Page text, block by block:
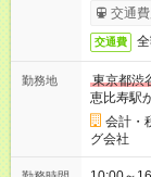
交通
交通費
勤務地
東京都渋
恵比寿駅
会計・
グ会社